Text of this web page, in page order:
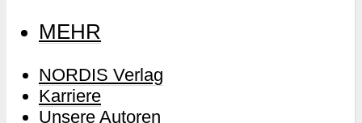
MEHR
NORDIS Verlag
Karriere
Unsere Autoren